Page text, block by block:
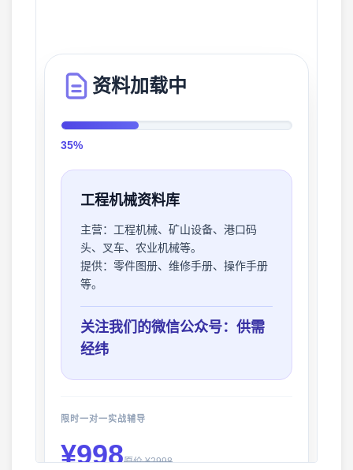
资料加载中
38%
工程机械资料库
主营： 工程机械、矿山设备、港口码
头、叉车、农业机械等。
提供： 零件图册、维修手册、操作手册
等。
关注我们的微信公众号：供需
经纬
限时一对一实战辅导
¥998原价 ¥2998